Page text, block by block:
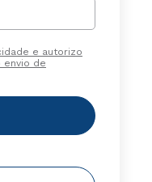
e autorizo
envio de